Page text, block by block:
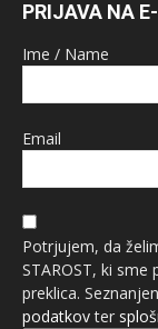
PRIJAVA NA
Ime / Name
Email
Potrjujem, da
STAROST, ki
preklica.
podatkovter